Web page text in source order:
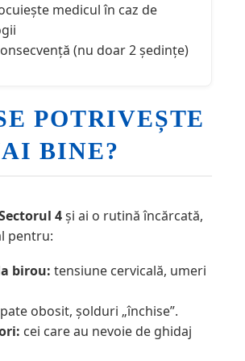
medicul în caz de
(nu doar 2 ședințe)
POTRIVEȘTE
BINE?
4și ai o rutină încărcată,
pentru:
birou: tensiune cervicală, umeri
obosit, șolduri „închise”.
cei care au nevoie de ghidaj